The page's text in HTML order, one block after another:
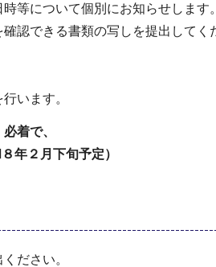
等について個別にお知らせします。
できる書類の写しを提出してく
います。
着で、
２月下旬予定）
ださい。